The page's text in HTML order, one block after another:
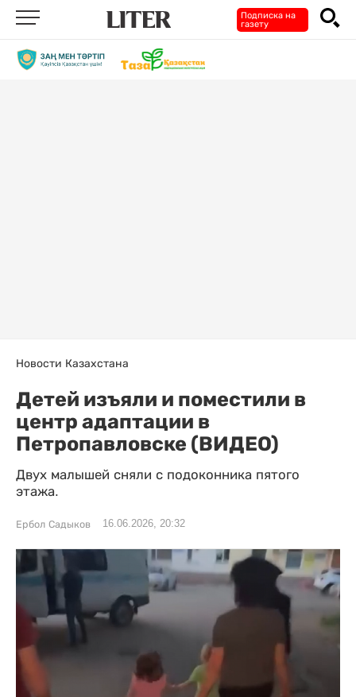
Подписка на
газету
Новости Казахстана
Детей изъяли и поместили в
центр адаптации в
Петропавловске (ВИДЕО)
Двух малышей сняли с подоконника пятого
этажа.
Ербол Садыков 16.06.2026, 20:32